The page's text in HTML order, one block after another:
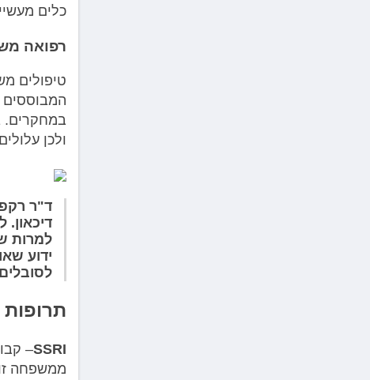
כלים
רפואה
טיפולים
המבוססים
במחקרים.
ולכן
ד"ר
למרות
ידוע
תרופות
SSRI
ממשפחה